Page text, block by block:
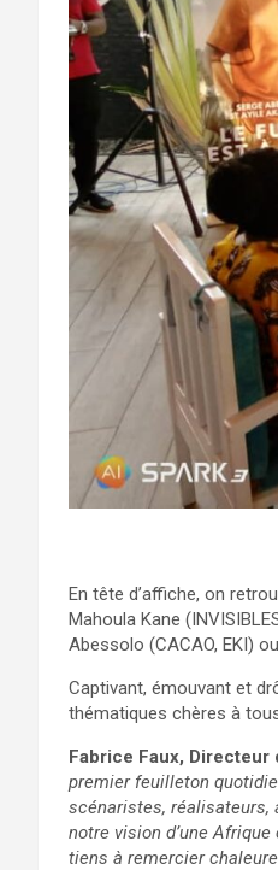
En tête d’affiche, on
Mahoula Kane
Abessolo (CACAO, EKI)
Captivant, émouvant et
thématiques chères à
Fabrice Faux, Directeur
premier feuilleton
scénaristes, réalisateurs,
notre vision d’une
tiens à remercier